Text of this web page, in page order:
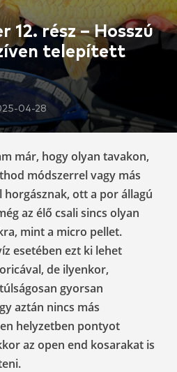
12. rész – Hosszú
telepített
04-28
már, hogy olyan tavakon,
módszerrel vagy más
ott a por állagú
az élő csali sincs olyan
mint a micro pellet.
esetében ezt ki lehet
de ilyenkor,
gyorsan
aztán nincs más
helyzetben pontyot
az open end kosarakat is